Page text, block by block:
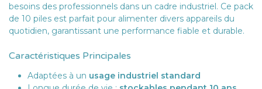
besoins des professionnels dans un cadre industriel. Ce pack
de 10 piles est parfait pour alimenter divers appareils du
quotidien, garantissant une performance fiable et durable.
Caractéristiques Principales
Adaptées à un usage industriel standard